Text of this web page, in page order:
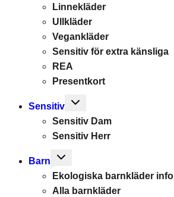
Linnekläder
Ullkläder
Vegankläder
Sensitiv för extra känsliga
REA
Presentkort
Sensitiv
Toggle
menu
Sensitiv Dam
Sensitiv Herr
Barn
Toggle
menu
Ekologiska barnkläder info
Alla barnkläder